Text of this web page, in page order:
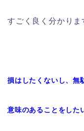
すごく良く分かりま
損はしたくないし、無
意味のあることをした